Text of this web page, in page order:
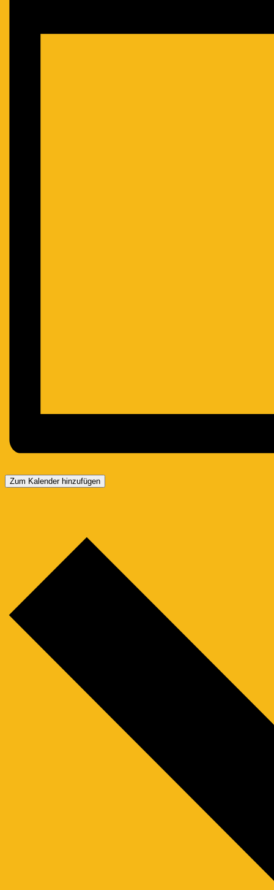
Zum Kalender hinzufügen